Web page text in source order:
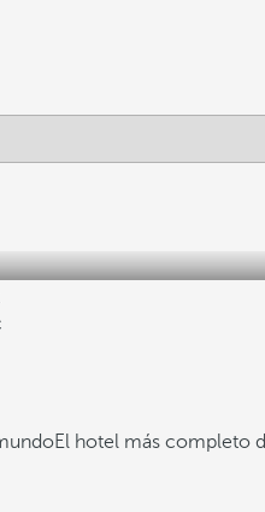
El hotel más completo